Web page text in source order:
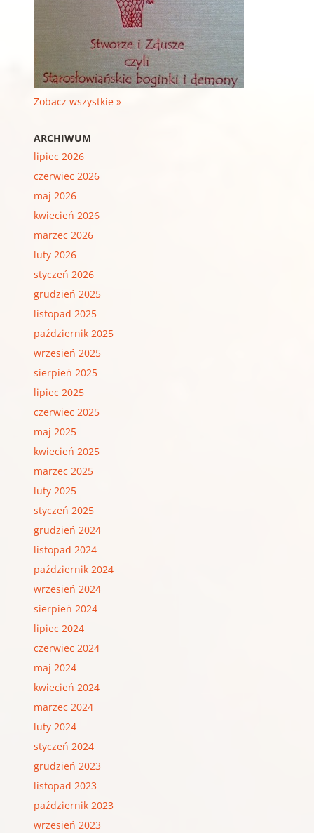
Zobacz wszystkie »
ARCHIWUM
lipiec 2026
czerwiec 2026
maj 2026
kwiecień 2026
marzec 2026
luty 2026
styczeń 2026
grudzień 2025
listopad 2025
październik 2025
wrzesień 2025
sierpień 2025
lipiec 2025
czerwiec 2025
maj 2025
kwiecień 2025
marzec 2025
luty 2025
styczeń 2025
grudzień 2024
listopad 2024
październik 2024
wrzesień 2024
sierpień 2024
lipiec 2024
czerwiec 2024
maj 2024
kwiecień 2024
marzec 2024
luty 2024
styczeń 2024
grudzień 2023
listopad 2023
październik 2023
wrzesień 2023